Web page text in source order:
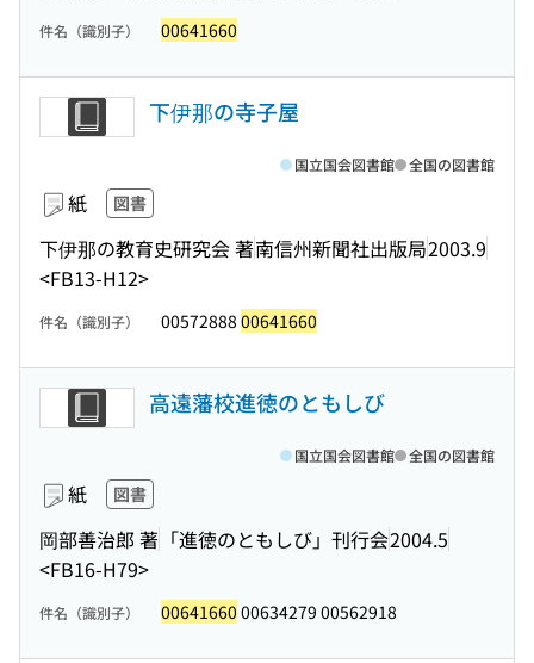
件名（識別子） 00641660
下伊那の寺子屋
紙 図書
下伊那の教育史研究会 著南信州新聞社出版局2003.9
<FB13-H12>
国立国会図書館 全国の図書館
件名（識別子） 00572888 00641660
高遠藩校進徳のともしび
紙 図書
岡部善治郎 著 「進徳のともしび」刊行会2004.5
<FB16-H79>
国立国会図書館 全国の図書館
件名（識別子） 00641660 00634279 00562918